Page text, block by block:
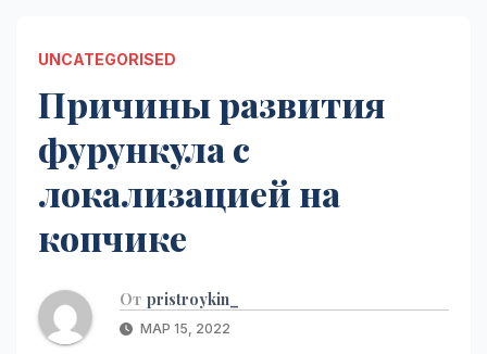
UNCATEGORISED
Причины развития
фурункула с
локализацией на
копчике
От pristroykin_
МАР 15, 2022